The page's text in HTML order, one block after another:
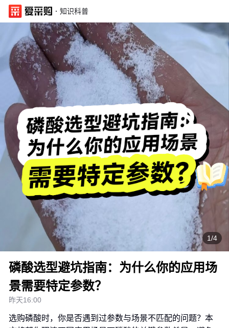
· 知识科普
1/4
磷酸选型避坑指南：为什么你的应用场
景需要特定参数？
昨天16:00
选购磷酸时，你是否遇到过参数与场景不匹配的问题？本